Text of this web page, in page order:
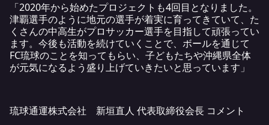
「2020年から始めたプロジェクトも4回目となりました。
津覇選手のように地元の選手が着実に育ってきていて、た
くさんの中高生がプロサッカー選手を目指して頑張ってい
ます。今後も活動を続けていくことで、ボールを通じて
FC琉球のことを知ってもらい、子どもたちや沖縄県全体
が元気になるよう盛り上げていきたいと思っています」
琉球通運株式会社 新垣直人 代表取締役会長 コメント